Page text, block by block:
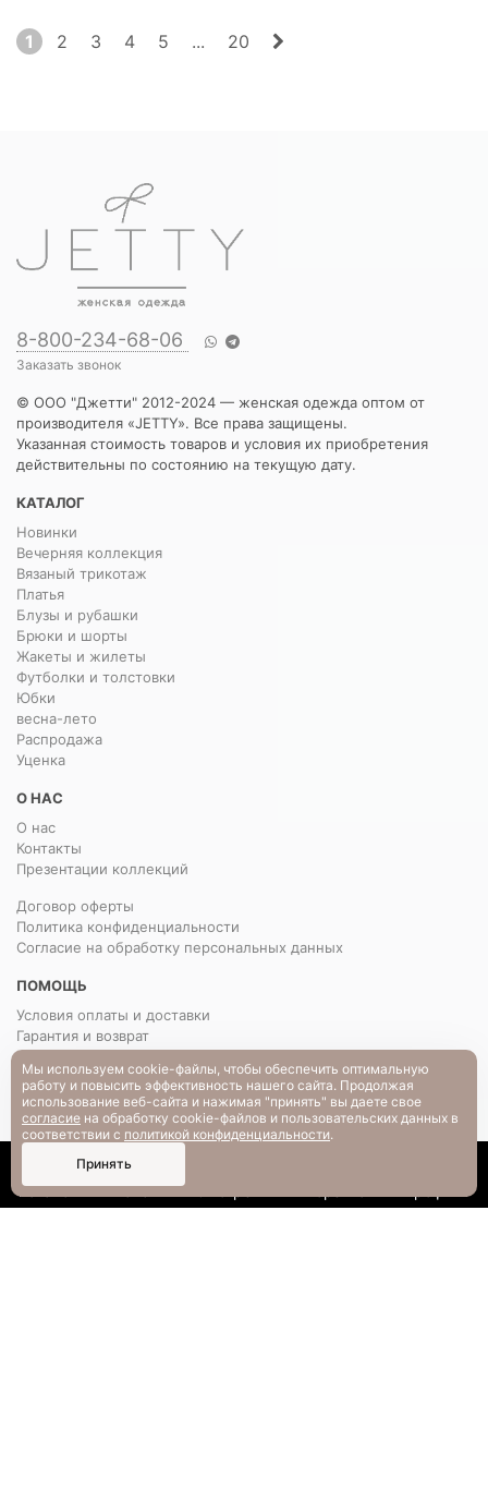
Каталог Поиск
1 2 3 4 5 ... 20
8-800-234-68-06
Заказать звонок
© ООО "Джетти" 2012-2024 — женская одежда оптом от
производителя «JETTY». Все права защищены.
Указанная стоимость товаров и условия их приобретения
действительны по состоянию на текущую дату.
КАТАЛОГ
Новинки
Вечерняя коллекция
Вязаный трикотаж
Платья
Блузы и рубашки
Брюки и шорты
Жакеты и жилеты
Футболки и толстовки
Юбки
весна-лето
Распродажа
Уценка
О НАС
О нас
Контакты
Презентации коллекций
Договор оферты
Политика конфиденциальности
Согласие на обработку персональных данных
ПОМОЩЬ
Условия оплаты и доставки
Гарантия и возврат
РАЗМЕРНАЯ СЕТКА
Вопрос-ответ
Мы используем cookie-файлы, чтобы обеспечить оптимальную
работу и повысить эффективность нашего сайта. Продолжая
использование веб-сайта и нажимая "принять" вы даете свое
согласие на обработку cookie-файлов и пользовательских данных в
соответствии с политикой конфиденциальности.
Принять